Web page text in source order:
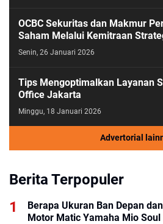
OCBC Sekuritas dan Makmur
Saham Melalui Kemitraan
Senin, 26 Januari 2026
Tips Mengoptimalkan Layanan
Office Jakarta
Minggu, 18 Januari 2026
Advertorial
Berita Terpopuler
Berapa Ukuran Ban Depan
Motor Matic Yamaha Mio Soul